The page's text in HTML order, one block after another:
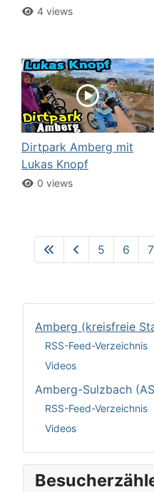
4 views
Dirtpark Amberg mit
Lukas Knopf
0 views
5 6 7
Amberg (kreisfreie
RSS-Feed-Verzeichnis
Videos
Amberg-Sulzbach
RSS-Feed-Verzeichnis
Videos